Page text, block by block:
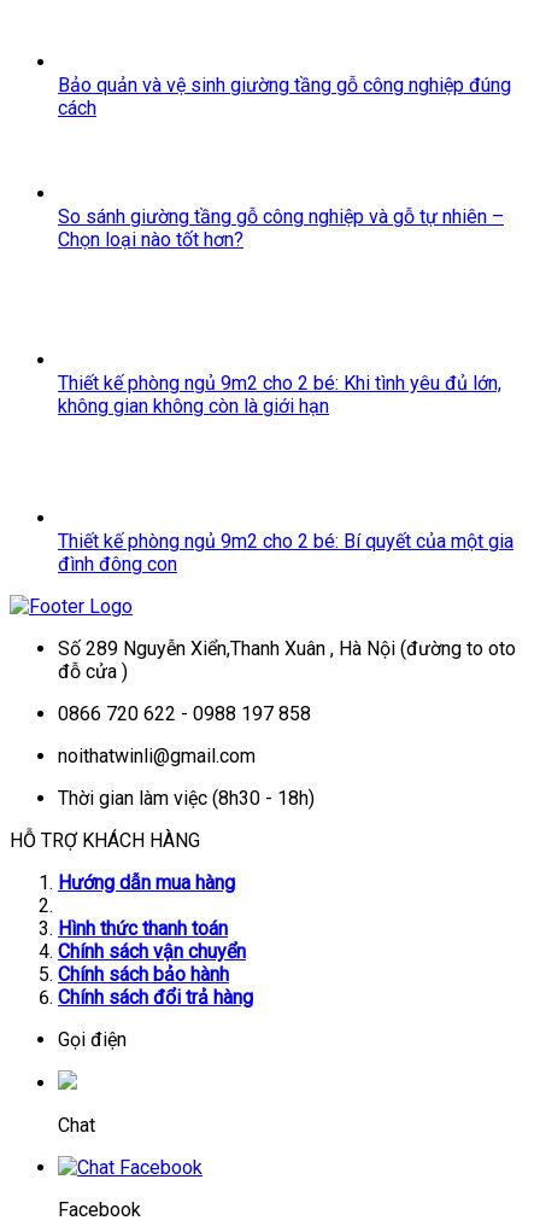
Bảo quản và vệ sinh giường tầng gỗ công nghiệp đúng
cách
So sánh giường tầng gỗ công nghiệp và gỗ tự nhiên –
Chọn loại nào tốt hơn?
Thiết kế phòng ngủ 9m2 cho 2 bé: Khi tình yêu đủ lớn,
không gian không còn là giới hạn
Thiết kế phòng ngủ 9m2 cho 2 bé: Bí quyết của một gia
đình đông con
Số 289 Nguyễn Xiển,Thanh Xuân , Hà Nội (đường to oto
đỗ cửa )
0866 720 622 - 0988 197 858
noithatwinli@gmail.com
Thời gian làm việc (8h30 - 18h)
HỖ TRỢ KHÁCH HÀNG
Hướng dẫn mua hàng
Hình thức thanh toán
Chính sách vận chuyển
Chính sách bảo hành
Chính sách đổi trả hàng
Gọi điện
Chat
Facebook